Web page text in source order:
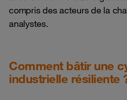
compris des acteurs de la
analystes.
Comment bâtir une
industrielle résiliente